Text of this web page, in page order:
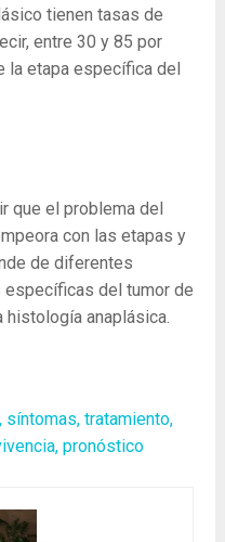
tienen tasas de
entre 30 y 85 por
la etapa específica del
que el problema del
con las etapas y
de diferentes
del tumor de
histología anaplásica.
síntomas, tratamiento,
pronóstico